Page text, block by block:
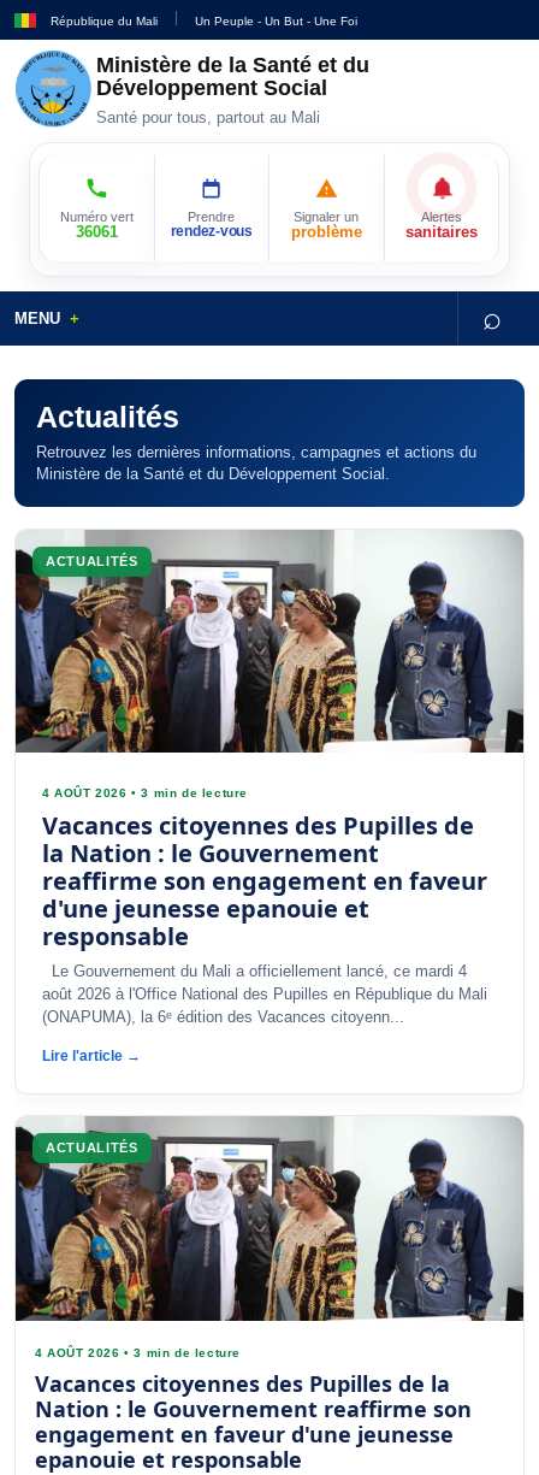
République du Mali Un Peuple - Un But - Une Foi
Ministère de la Santé et du
Développement Social
Santé pour tous, partout au Mali
Numéro vert
36061
Prendre
rendez-vous
Signaler un
problème
Alertes
sanitaires
MENU ⌕
Actualités
Retrouvez les dernières informations, campagnes et actions du
Ministère de la Santé et du Développement Social.
ACTUALITÉS
4 AOÛT 2026 •3 min de lecture
Vacances citoyennes des Pupilles de
la Nation : le Gouvernement
reaffirme son engagement en faveur
d'une jeunesse epanouie et
responsable
Le Gouvernement du Mali a officiellement lancé, ce mardi 4
août 2026 à l'Office National des Pupilles en République du Mali
(ONAPUMA), la 6ᵉ édition des Vacances citoyenn...
Lire l'article →
ACTUALITÉS
4 AOÛT 2026 •3 min de lecture
Vacances citoyennes des Pupilles de la
Nation : le Gouvernement reaffirme son
engagement en faveur d'une jeunesse
epanouie et responsable